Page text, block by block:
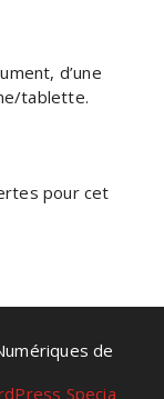
d’une
tablette.
pour cet
de
Specia